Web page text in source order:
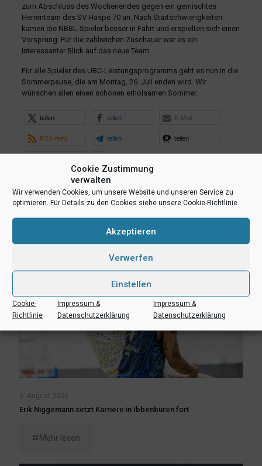
Cookie Zustimmung
verwalten
Wir verwenden Cookies, um unsere Website und unseren Service zu
optimieren. Für Details zu den Cookies siehe unsere Cookie-Richtlinie.
Akzeptieren
Verwerfen
Einstellen
Cookie-
Richtlinie
Impressum &
Datenschutzerklärung
Impressum &
Datenschutzerklärung
zum Abschluss des Wochenendes gegen ein gemischtes
Herrenteam des SV Haspe 70 an. Nach Startschwierigkeiten
kamen die NBBL-Spieler besser in Fahrt und erspielten sich einen
Vorsprung. Für die zahlreichen Zuschauer war es ein
interessanter Blick auf das neue Team.
Für alle Spieler des UBC-Leistungsprogramms geht es nun in die
Sommerpause, die am Montag, 26. Juli enden wird. Wir
wünschen allen einen schönen erholsamen Sommer.
teilen teilen E-Mail
RSS-feed teilen teilen
Ähnliche Beiträge
3. August 2026
Erik Niggemann setzt Karriere in Ibbenbüren fort
Mehr lesen